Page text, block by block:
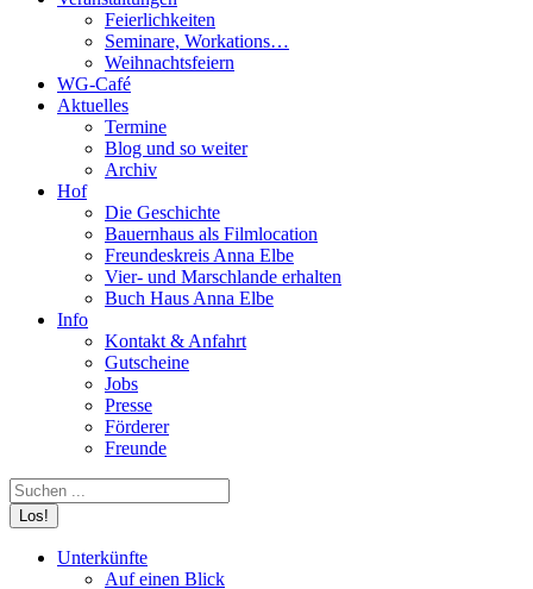
Feierlichkeiten
Seminare, Workations…
Weihnachtsfeiern
WG-Café
Aktuelles
Termine
Blog und so weiter
Archiv
Hof
Die Geschichte
Bauernhaus als Filmlocation
Freundeskreis Anna Elbe
Vier- und Marschlande erhalten
Buch Haus Anna Elbe
Info
Kontakt & Anfahrt
Gutscheine
Jobs
Presse
Förderer
Freunde
Search:
Unterkünfte
Auf einen Blick